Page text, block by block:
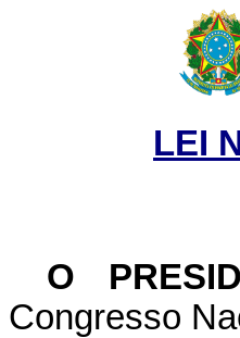
LEI
O
Congresso